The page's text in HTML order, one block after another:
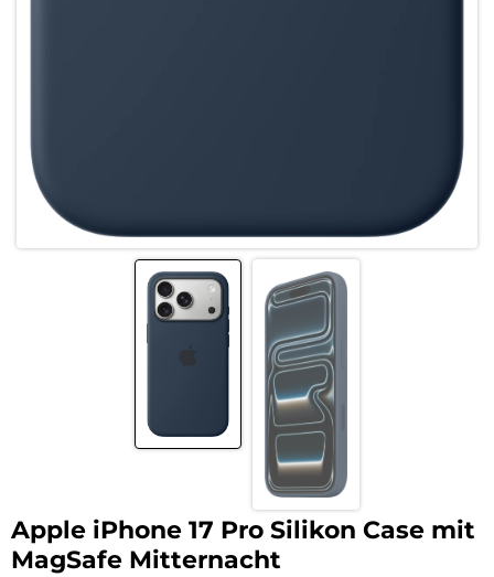
Apple iPhone 17 Pro Silikon Case mit
MagSafe Mitternacht